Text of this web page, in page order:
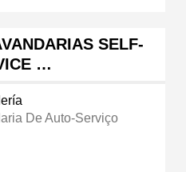
SELF-
…
De Auto-Serviço